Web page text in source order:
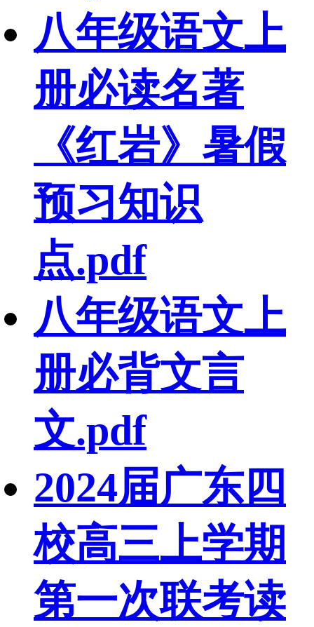
八年级语文上
册必读名著
《红岩》暑假
预习知识
点.pdf
八年级语文上
册必背文言
文.pdf
2024届广东四
校高三上学期
第一次联考读